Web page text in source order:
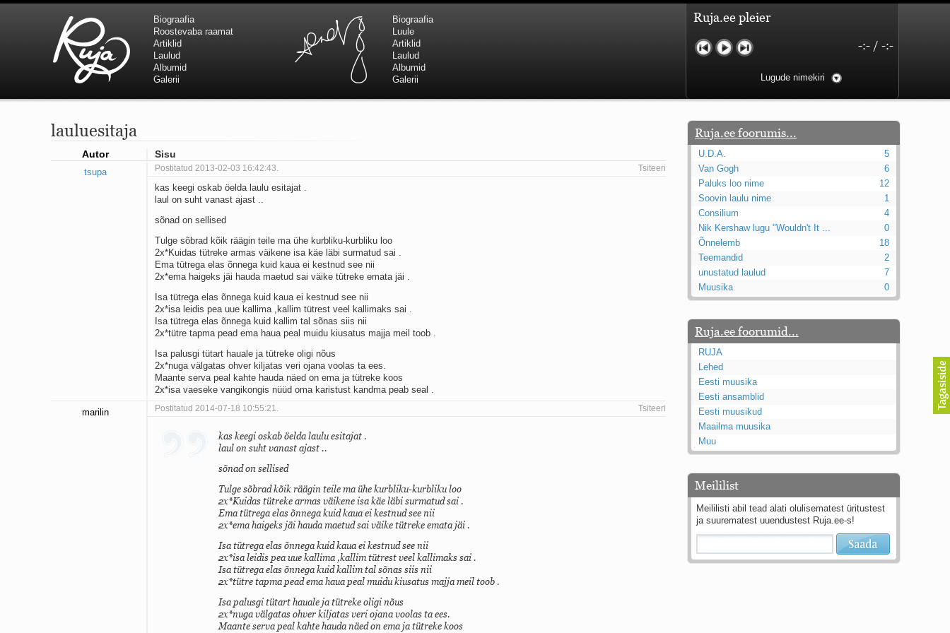
Biograafia
Roostevaba raamat
Artiklid
Laulud
Albumid
Galerii
Biograafia
Luule
Artiklid
Laulud
Albumid
Galerii
Ruja.ee pleier
-:- / -:-
Lugude nimekiri
lauluesitaja
Autor Sisu
tsupa Postitatud 2013-02-03 16:42:43. Tsiteeri
kas keegi oskab öelda laulu esitajat .
laul on suht vanast ajast ..
sõnad on sellised
Tulge sõbrad kõik räägin teile ma ühe kurbliku-kurbliku loo
2x*Kuidas tütreke armas väikene isa käe läbi surmatud sai .
Ema tütrega elas õnnega kuid kaua ei kestnud see nii
2x*ema haigeks jäi hauda maetud sai väike tütreke emata jäi .
Isa tütrega elas õnnega kuid kaua ei kestnud see nii
2x*isa leidis pea uue kallima ,kallim tütrest veel kallimaks sai .
Isa tütrega elas õnnega kuid kallim tal sõnas siis nii
2x*tütre tapma pead ema haua peal muidu kiusatus majja meil toob .
Isa palusgi tütart hauale ja tütreke oligi nõus
2x*nuga välgatas ohver kiljatas veri ojana voolas ta ees.
Maante serva peal kahte hauda näed on ema ja tütreke koos
2x*isa vaeseke vangikongis nüüd oma karistust kandma peab seal .
marilin Postitatud 2014-07-18 10:55:21. Tsiteeri
kas keegi oskab öelda laulu esitajat .
laul on suht vanast ajast ..
sõnad on sellised
Tulge sõbrad kõik räägin teile ma ühe kurbliku-kurbliku loo
2x*Kuidas tütreke armas väikene isa käe läbi surmatud sai .
Ema tütrega elas õnnega kuid kaua ei kestnud see nii
2x*ema haigeks jäi hauda maetud sai väike tütreke emata jäi .
Isa tütrega elas õnnega kuid kaua ei kestnud see nii
2x*isa leidis pea uue kallima ,kallim tütrest veel kallimaks sai .
Isa tütrega elas õnnega kuid kallim tal sõnas siis nii
2x*tütre tapma pead ema haua peal muidu kiusatus majja meil toob .
Isa palusgi tütart hauale ja tütreke oligi nõus
2x*nuga välgatas ohver kiljatas veri ojana voolas ta ees.
Maante serva peal kahte hauda näed on ema ja tütreke koos
Ruja.ee foorumis...
U.D.A.
5
Van Gogh
6
Paluks loo nime
12
Soovin laulu nime
1
Consilium
4
Nik Kershaw lugu "Wouldn't It ...
0
Õnnelemb
18
Teemandid
2
unustatud laulud
7
Muusika
0
Ruja.ee foorumid...
RUJA
Lehed
Eesti muusika
Eesti ansamblid
Eesti muusikud
Maailma muusika
Muu
Meililist
Meililisti abil tead alati olulisematest üritustest
ja suurematest uuendustest Ruja.ee-s!